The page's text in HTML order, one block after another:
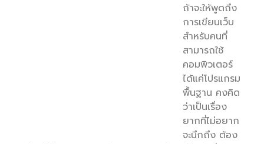
ถ้าจะให้พูดถึง
การเขียนเว็บ
สำหรับคนที่
สามารถใช้
คอมพิวเตอร์
ได้แค่โปรแกรม
พื้นฐาน คงคิด
ว่าเป็นเรื่อง
ยากที่ไม่อยาก
จะนึกถึง ต้อง